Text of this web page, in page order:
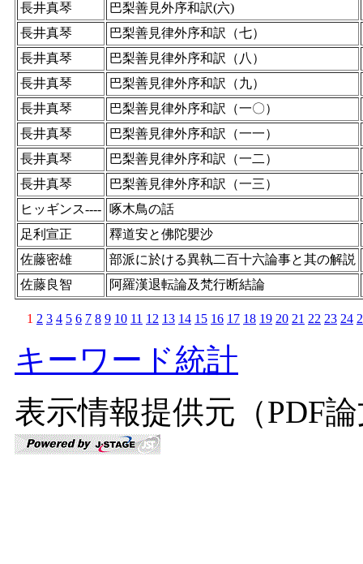
長井真琴
巴梨善見外序和訳(六)
長井真琴
巴梨善見律外序和訳（七）
長井真琴
巴梨善見律外序和訳（八）
長井真琴
巴梨善見律外序和訳（九）
長井真琴
巴梨善見律外序和訳（一〇）
長井真琴
巴梨善見律外序和訳（一一）
長井真琴
巴梨善見律外序和訳（一二）
長井真琴
巴梨善見律外序和訳（一三）
ヒッギンス----
啄木鳥の話
足利宣正
釋道安と佛陀嬰沙
佐藤密雄
部派に於ける異執二百十六論事と其の解説
佐藤良智
阿羅漢退転論及梵行断結論
1 2 3 4 5 6 7 8 9 10 11 12 13 14 15 16 17 18 19 20 21 22 23 24
キーワード統計
表示情報提供元（PDF